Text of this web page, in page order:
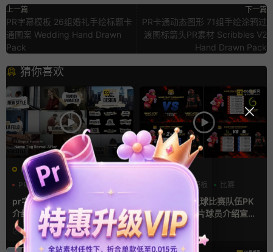
上一篇
PR字幕模板 26组婚礼手绘标题卡
通图案 Wedding Hand Drawn
Pack
下一篇
PR卡通动态图形 71组手绘涂鸦过
渡图标箭头PR素材 Scribbles V2
Hand Drawn Pack
猜你喜欢
PR基本图形mogrt
PR基本图形
PR字幕模板
人物介绍
pr字幕模板 9组胶带贴纸人物
介绍角标动画PR模版
2天前
AE模板
字幕模板 比赛
ae体育模板 足球比赛队伍PK
比分牌对决卡片球员介绍宣传
视频AE模板
2天前